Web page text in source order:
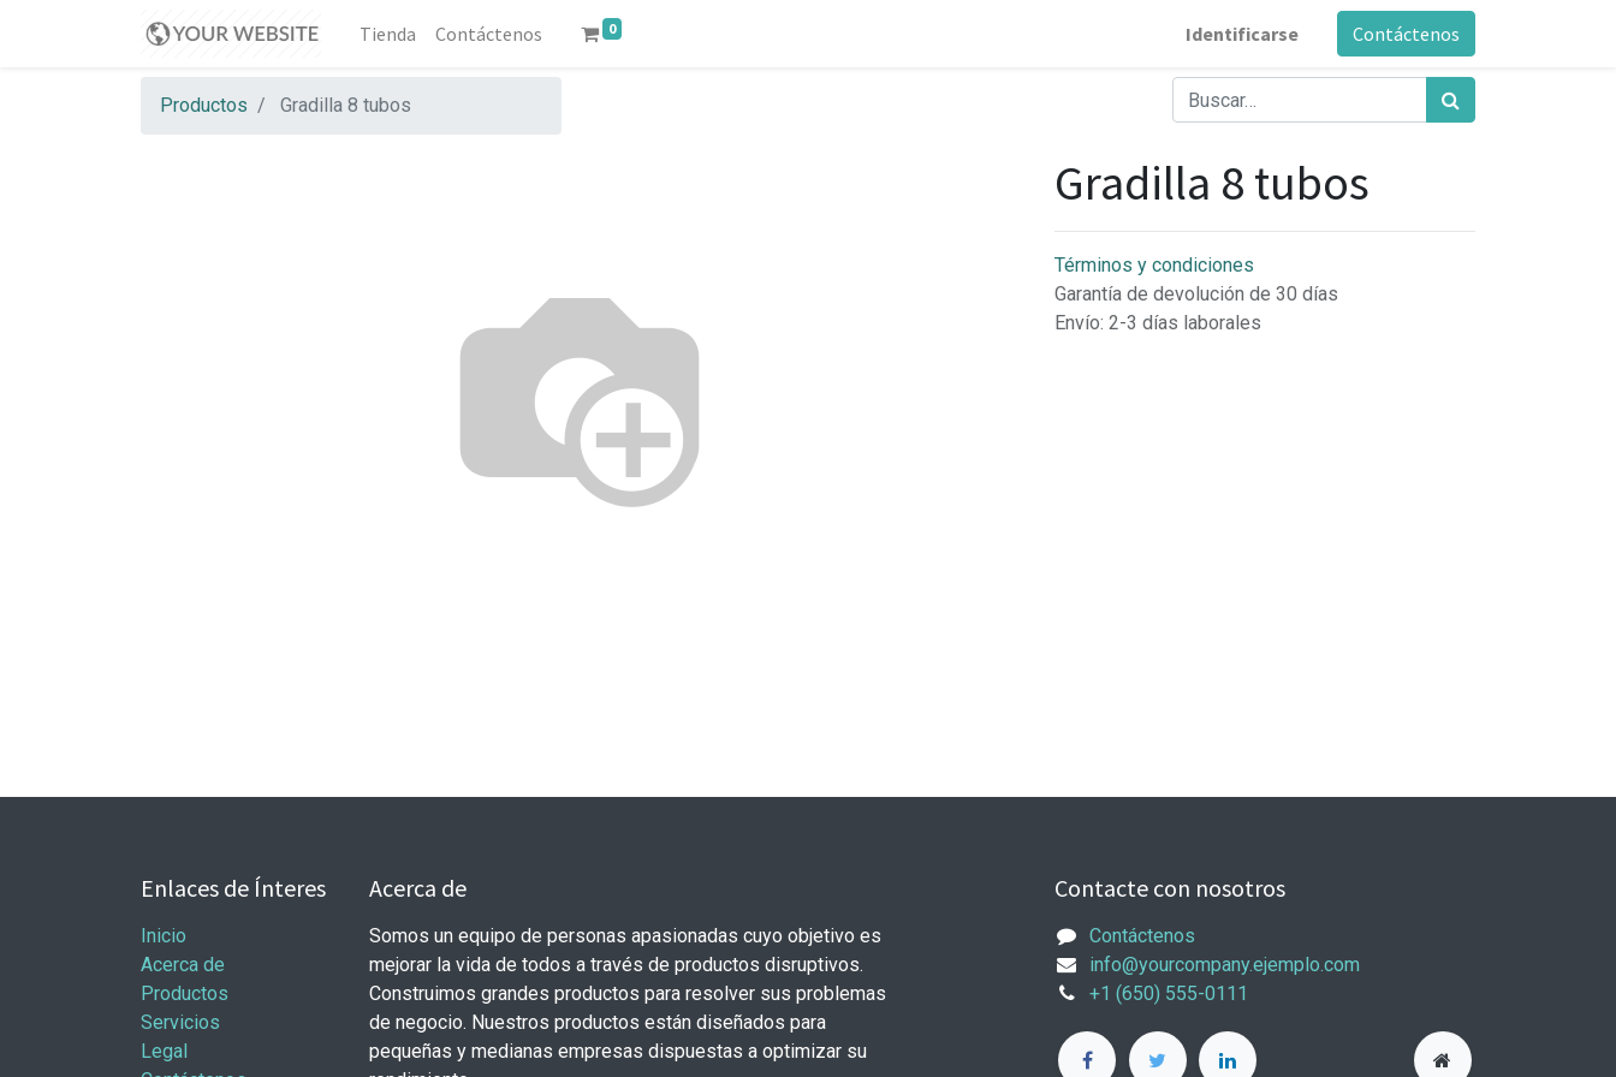
Tienda Contáctenos 0 Identificarse Contáctenos
Productos Gradilla 8 tubos
Gradilla 8 tubos
Términos y condiciones
Garantía de devolución de 30 días
Envío: 2-3 días laborales
Enlaces de Ínteres
Inicio
Acerca de
Productos
Servicios
Legal
Acerca de
Somos un equipo de personas apasionadas cuyo objetivo es
mejorar la vida de todos a través de productos disruptivos.
Construimos grandes productos para resolver sus problemas
de negocio. Nuestros productos están diseñados para
pequeñas y medianas empresas dispuestas a optimizar su
Contacte con nosotros
Contáctenos
info@yourcompany.ejemplo.com
+1 (650) 555-0111